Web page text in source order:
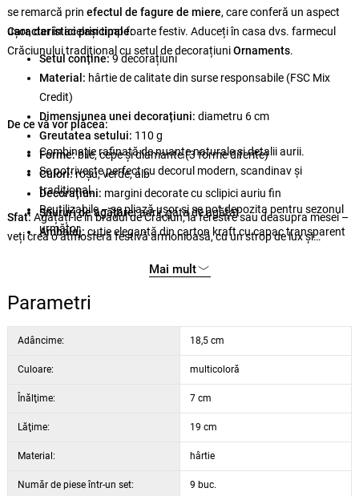
se remarcă prin efectul de fagure de miere, care conferă un aspect
ușor, dar în același timp foarte festiv. Aduceți în casa dvs. farmecul
Crăciunului tradițional cu setul de decorațiuniOrnaments.
Caracteristici principale:
Setul conține:9 decorațiuni
Material: hârtie de calitate din surse responsabile (FSC Mix
Credit)
Dimensiunea unei decorațiuni: diametru 6 cm
Greutatea setului: 110 g
Forme:bile, cepe și diamante (3 forme diferite)
Culori:roșu, verde, alb
Decorațiuni: margini decorate cu sclipici auriu fin
Șnururi de agățare:aurii, gata de agățat
Ambalaj:cutie elegantă din carton kraft cu capac transparent
190 × 185 × 70 mm
De ce vă vor plăcea:
Combinație rafinată de nuanțe naturale și detalii aurii.
Se potrivește perfect cu decorul modern, scandinav și
tradițional.
Reutilizabile – se pliază ușor și se pot depozita pentru sezonul
următor.
Sfat: Agățați-le în bradul de Crăciun, la ferestre sau deasupra mesei –
veți crea o atmosferă festivă armonioasă, cu un strop de lux și
Mai mult
Parametri
Adâncime: 18,5 cm
Culoare: multicoloră
Înălţime: 7 cm
Lăţime: 19 cm
Material: hârtie
Număr de piese într-un set: 9 buc.